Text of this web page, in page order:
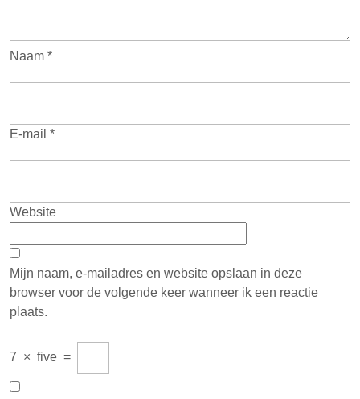
Naam *
E-mail *
Website
Mijn naam, e-mailadres en website opslaan in deze
browser voor de volgende keer wanneer ik een reactie
plaats.
7 × five =